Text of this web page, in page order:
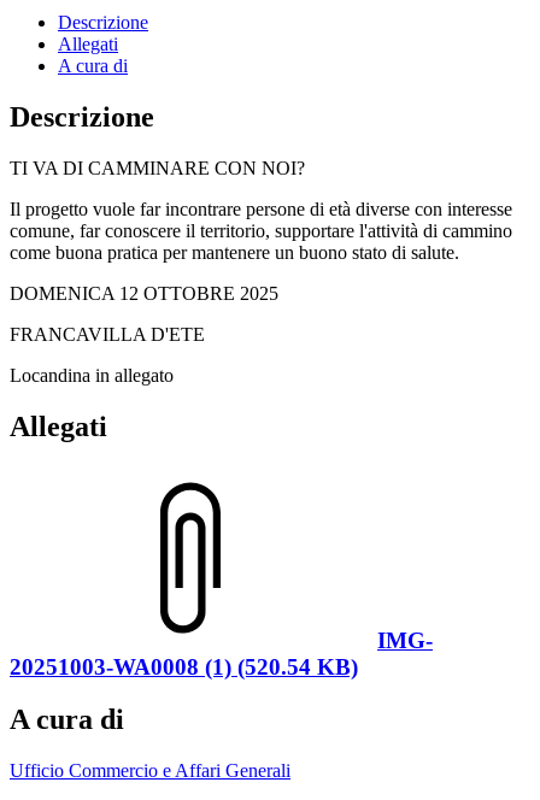
Descrizione
Allegati
A cura di
Descrizione
TI VA DI CAMMINARE CON NOI?
Il progetto vuole far incontrare persone di età diverse con interesse
comune, far conoscere il territorio, supportare l'attività di cammino
come buona pratica per mantenere un buono stato di salute.
DOMENICA 12 OTTOBRE 2025
FRANCAVILLA D'ETE
Locandina in allegato
Allegati
IMG-
20251003-WA0008 (1) (520.54 KB)
A cura di
Ufficio Commercio e Affari Generali